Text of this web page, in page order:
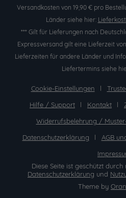
Versandkosten von 19,90 € pro
Länder siehe hier:
*** Gilt für Lieferungen nach
Expressversand gilt eine Lieferzeit
Lieferzeiten für andere Länder und
Liefertermins siehe
Cookie-Einstellungen
Hilfe / Support
Kontakt
Widerrufsbelehrung /
Datenschutzerklärung
AGB
Diese Seite ist geschützt durch
Datenschutzerklärung und
Theme by